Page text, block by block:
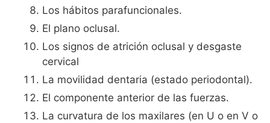
Los hábitos parafuncionales.
El plano oclusal.
Los signos de atrición oclusal y desgaste
cervical
La movilidad dentaria (estado periodontal).
El componente anterior de las fuerzas.
La curvatura de los maxilares (en U o en V o